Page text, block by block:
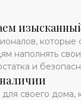
которые
наполнять
и
своего дома,